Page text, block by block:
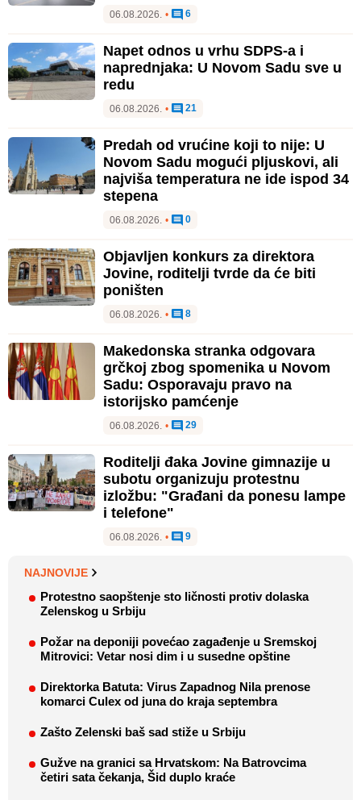
06.08.2026. • 6
Napet odnos u vrhu SDPS-a i
naprednjaka: U Novom Sadu sve u
redu
06.08.2026. • 21
Predah od vrućine koji to nije: U
Novom Sadu mogući pljuskovi, ali
najviša temperatura ne ide ispod 34
stepena
06.08.2026. • 0
Objavljen konkurs za direktora
Jovine, roditelji tvrde da će biti
poništen
06.08.2026. • 8
Makedonska stranka odgovara
grčkoj zbog spomenika u Novom
Sadu: Osporavaju pravo na
istorijsko pamćenje
06.08.2026. • 29
Roditelji đaka Jovine gimnazije u
subotu organizuju protestnu
izložbu: "Građani da ponesu lampe
i telefone"
06.08.2026. • 9
NAJNOVIJE
Protestno saopštenje sto ličnosti protiv dolaska
Zelenskog u Srbiju
Požar na deponiji povećao zagađenje u Sremskoj
Mitrovici: Vetar nosi dim i u susedne opštine
Direktorka Batuta: Virus Zapadnog Nila prenose
komarci Culex od juna do kraja septembra
Zašto Zelenski baš sad stiže u Srbiju
Gužve na granici sa Hrvatskom: Na Batrovcima
četiri sata čekanja, Šid duplo kraće